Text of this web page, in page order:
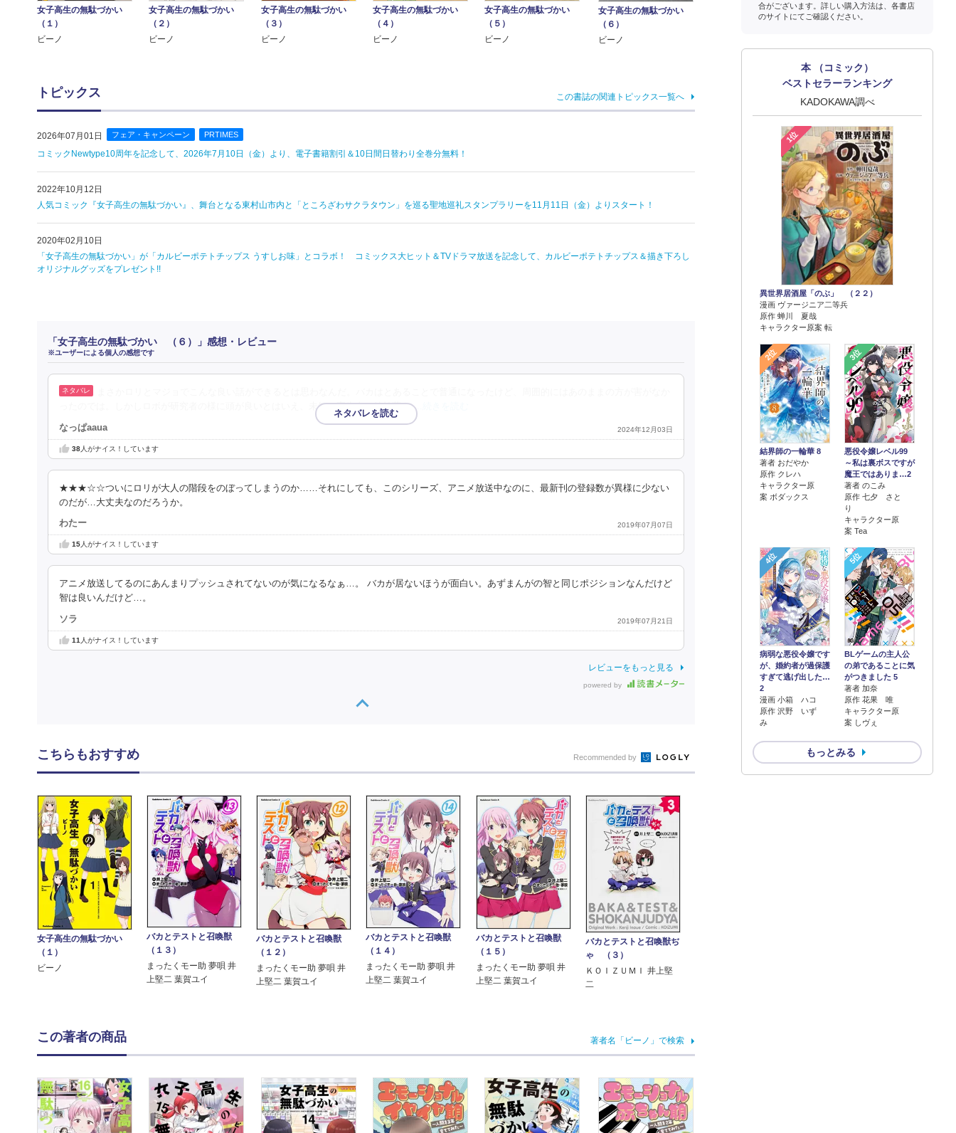
女子高生の無駄づかい
（１）
ビーノ
女子高生の無駄づかい
（２）
ビーノ
女子高生の無駄づかい
（３）
ビーノ
女子高生の無駄づかい
（４）
ビーノ
女子高生の無駄づかい
（５）
ビーノ
女子高生の無駄づかい
（６）
ビーノ
トピックス この書誌の関連トピックス一覧へ
2026年07月01日 フェア・キャンペーン PRTIMES
コミックNewtype10周年を記念して、2026年7月10日（金）より、電子書籍割引＆10日間日替わり全巻分無料！
2022年10月12日
人気コミック『女子高生の無駄づかい』、舞台となる東村山市内と「ところざわサクラタウン」を巡る聖地巡礼スタンプラリーを11月11日（金）よりスタート！
2020年02月10日
「女子高生の無駄づかい」が「カルビーポテトチップス うすしお味」とコラボ！ コミックス大ヒット＆TVドラマ放送を記念して、カルビーポテトチップス＆描き下ろし
オリジナルグッズをプレゼント!!
「女子高生の無駄づかい （６）」感想・レビュー
※ユーザーによる個人の感想です
ったのでは。しかしロボが研究者の様に頭が良いとはいえ、未知の寄生虫の特効薬を …続きを読む
なっぱaaua 2024年12月03日
38人がナイス！しています
★★★☆☆ついにロリが大人の階段をのぼってしまうのか……それにしても、このシリーズ、アニメ放送中なのに、最新刊の登録数が異様に少ない
のだが…大丈夫なのだろうか。
わたー 2019年07月07日
15人がナイス！しています
アニメ放送してるのにあんまりプッシュされてないのが気になるなぁ…。 バカが居ないほうが面白い。あずまんがの智と同じポジションなんだけど
智は良いんだけど…。
ソラ 2019年07月21日
11 人がナイス！しています
レビューをもっと見る
powered by
合がございます。詳しい購入方法は、各書店
のサイトにてご確認ください。
本 （コミック）
ベストセラーランキング
KADOKAWA調べ
1位
異世界居酒屋「のぶ」 （２２）
漫画 ヴァージニア二等兵
原作 蝉川 夏哉
キャラクター原案 転
2位
結界師の一輪華 8
著者 おだやか
原作 クレハ
キャラクター原
案 ボダックス
3位
悪役令嬢レベル99
～私は裏ボスですが
魔王ではありま…2
著者 のこみ
原作 七夕 さと
り
キャラクター原
案 Tea
4位
病弱な悪役令嬢です
が、婚約者が過保護
すぎて逃げ出した…
2
漫画 小箱 ハコ
原作 沢野 いず
み
5位
BLゲームの主人公
の弟であることに気
がつきました 5
著者 加奈
原作 花果 唯
キャラクター原
案 しヴぇ
もっとみる
こちらもおすすめ Recommended by
女子高生の無駄づかい
（１）
ビーノ
バカとテストと召喚獣
（１３）
まったくモー助 夢唄 井
上堅二 葉賀ユイ
バカとテストと召喚獣
（１２）
まったくモー助 夢唄 井
上堅二 葉賀ユイ
バカとテストと召喚獣
（１４）
まったくモー助 夢唄 井
上堅二 葉賀ユイ
バカとテストと召喚獣
（１５）
まったくモー助 夢唄 井
上堅二 葉賀ユイ
バカとテストと召喚獣ぢ
ゃ （３）
ＫＯＩＺＵＭＩ 井上堅
二
この著者の商品 著者名「ビーノ」で検索